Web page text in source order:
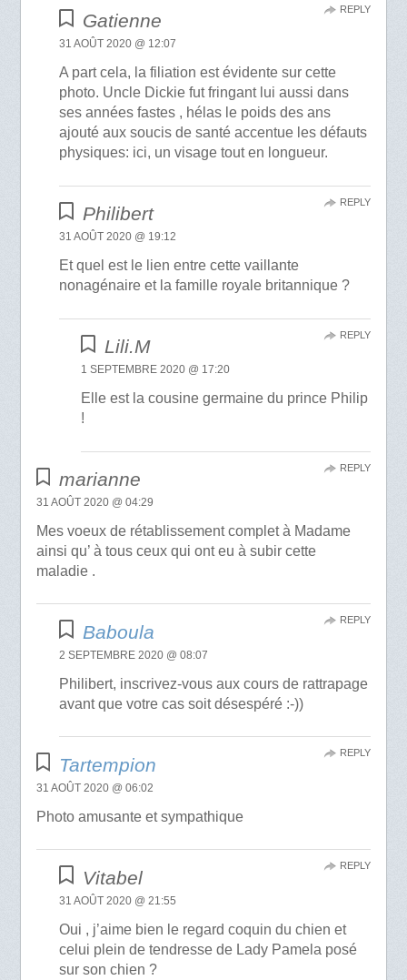
Gatienne
31 AOÛT 2020 @ 12:07
A part cela, la filiation est évidente sur cette
photo. Uncle Dickie fut fringant lui aussi dans
ses années fastes , hélas le poids des ans
ajouté aux soucis de santé accentue les défauts
physiques: ici, un visage tout en longueur.
REPLY
Philibert
31 AOÛT 2020 @ 19:12
Et quel est le lien entre cette vaillante
nonagénaire et la famille royale britannique ?
REPLY
Lili.M
1 SEPTEMBRE 2020 @ 17:20
Elle est la cousine germaine du prince Philip
!
REPLY
marianne
31 AOÛT 2020 @ 04:29
Mes voeux de rétablissement complet à Madame
ainsi qu’ à tous ceux qui ont eu à subir cette
maladie .
REPLY
Baboula
2 SEPTEMBRE 2020 @ 08:07
Philibert, inscrivez-vous aux cours de rattrapage
avant que votre cas soit désespéré :-))
REPLY
Tartempion
31 AOÛT 2020 @ 06:02
Photo amusante et sympathique
REPLY
Vitabel
31 AOÛT 2020 @ 21:55
Oui , j’aime bien le regard coquin du chien et
celui plein de tendresse de Lady Pamela posé
sur son chien ?
REPLY